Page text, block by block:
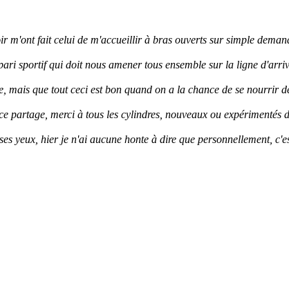
fait celui de m'accueillir à bras ouverts sur simple
sportif qui doit nous amener tous ensemble sur la ligne
que tout ceci est bon quand on a la chance de se nourrir
merci à tous les cylindres, nouveaux ou expérimentés
yeux, hier je n'ai aucune honte à dire que personnellement,